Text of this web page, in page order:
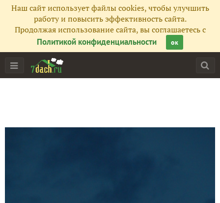
Наш сайт использует файлы cookies, чтобы улучшить
работу и повысить эффективность сайта.
Продолжая использование сайта, вы соглашаетесь с
Политикой конфиденциальности
ок